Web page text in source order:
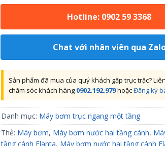
Hotline: 0902 59 3368
Chat với nhân viên qua
Sản phẩm đã mua của quý khách gặp trục trặc?
chăm sóc khách hàng 0902.192.979hoặcĐăng ký
Danh mục: Máy bơm trục ngang một tầng
Thẻ: Máy bơm, Máy bơm nước hai tầng cánh,
tầng cánh Elanta, Máy bơm nước hai tầng cánh